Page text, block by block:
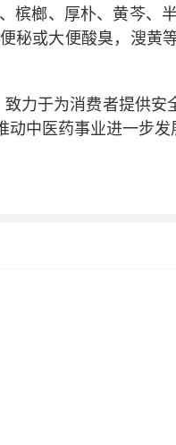
槟榔、厚朴、黄芩、
秘或大便酸臭，溲黄等
力于为消费者提供
动中医药事业进一步发